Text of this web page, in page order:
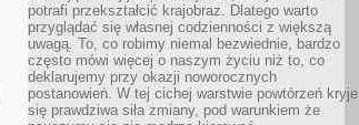
potrafi przekształcić krajobraz. Dlatego warto
przyglądać się własnej codzienności z większą
uwagą. To, co robimy niemal bezwiednie, bardzo
często mówi więcej o naszym życiu niż to, co
deklarujemy przy okazji noworocznych
postanowień. W tej cichej warstwie powtórzeń kryje
się prawdziwa siła zmiany, pod warunkiem że